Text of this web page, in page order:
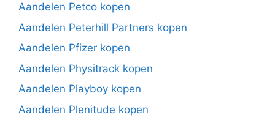
Aandelen Petco kopen
Aandelen Peterhill Partners kopen
Aandelen Pfizer kopen
Aandelen Physitrack kopen
Aandelen Playboy kopen
Aandelen Plenitude kopen